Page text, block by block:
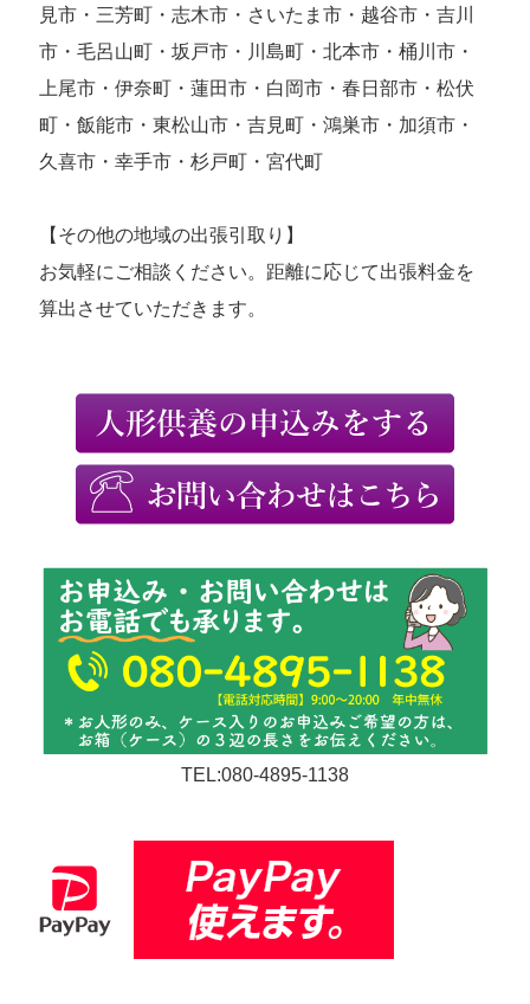
見市・三芳町・志木市・さいたま市・越谷市・吉川
市・毛呂山町・坂戸市・川島町・北本市・桶川市・
上尾市・伊奈町・蓮田市・白岡市・春日部市・松伏
町・飯能市・東松山市・吉見町・鴻巣市・加須市・
久喜市・幸手市・杉戸町・宮代町
【その他の地域の出張引取り】
お気軽にご相談ください。距離に応じて出張料金を
算出させていただきます。
TEL:080-4895-1138